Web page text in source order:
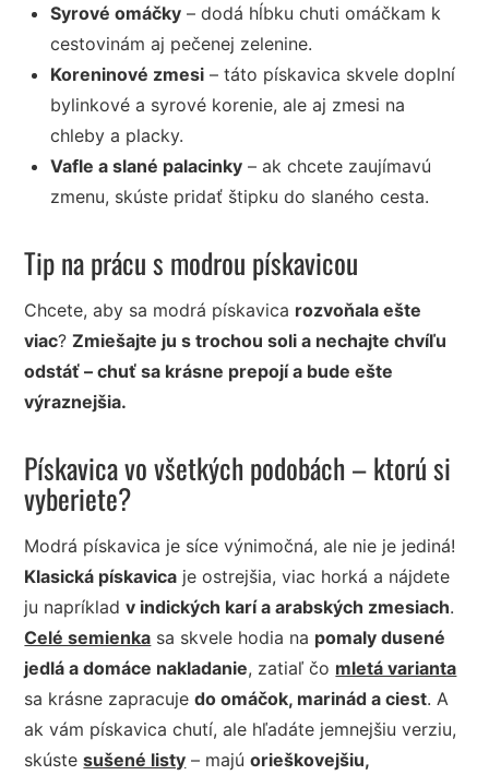
Syrové omáčky – dodá hĺbku chuti omáčkam k
cestovinám aj pečenej zelenine.
Koreninové zmesi – táto pískavica skvele doplní
bylinkové a syrové korenie, ale aj zmesi na
chleby a placky.
Vafle a slané palacinky – ak chcete zaujímavú
zmenu, skúste pridať štipku do slaného cesta.
Tip na prácu s modrou pískavicou
Chcete, aby sa modrá pískavica rozvoňala ešte
viac?Zmiešajte ju s trochou soli a nechajte chvíľu
odstáť – chuť sa krásne prepojí a bude ešte
výraznejšia.
Pískavica vo všetkých podobách – ktorú si
vyberiete?
Modrá pískavica je síce výnimočná, ale nie je jediná!
Klasická pískavica je ostrejšia, viac horká a nájdete
ju napríkladv indických karí a arabských zmesiach.
Celé semienka sa skvele hodia na pomaly dusené
jedlá a domáce nakladanie, zatiaľ čo mletá varianta
sa krásne zapracujedo omáčok, marinád a ciest. A
ak vám pískavica chutí, ale hľadáte jemnejšiu verziu,
skústesušené listy – majúorieškovejšiu,